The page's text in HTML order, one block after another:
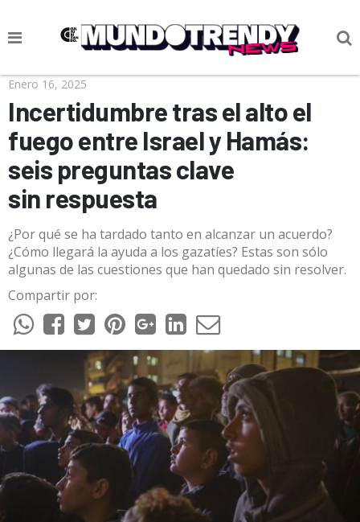
NOTICIAS
CULTURA POP
CIENCIA Y TECNOLOGÍA
VIDA
CULTURIZANDO.COM
Enero 16, 2025
Incertidumbre tras el alto el
fuego entre Israel y Hamás:
seis preguntas clave
sin respuesta
¿Por qué se ha tardado tanto en alcanzar un acuerdo?
¿Cómo llegará la ayuda a los gazatíes? Estas son sólo
algunas de las cuestiones que han quedado sin resolver.
Compartir por: